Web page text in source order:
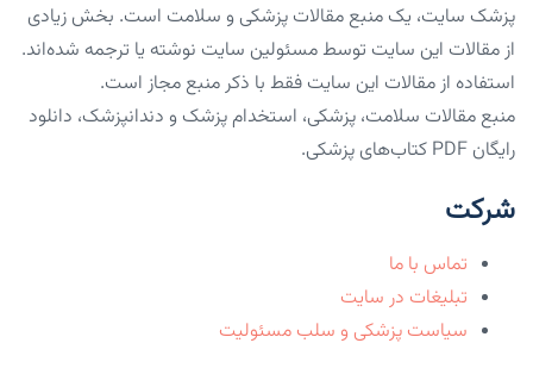
پزشک سایت، یک منبع مقالات پزشکی و سلامت است. بخش زیادی
از مقالات این سایت توسط مسئولین سایت نوشته یا ترجمه شده‌اند.
استفاده از مقالات این سایت فقط با ذکر منبع مجاز است.
منبع مقالات سلامت، پزشکی، استخدام پزشک و دندانپزشک، دانلود
رایگان PDF کتاب‌های پزشکی.
شرکت
تماس با ما
تبلیغات در سایت
سیاست پزشکی و سلب مسئولیت